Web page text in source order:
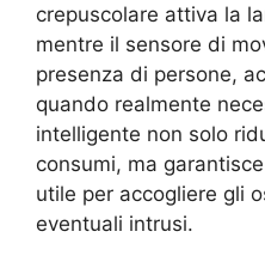
crepuscolare attiva la
mentre il sensore di
presenza di persone,
quando realmente
intelligente non solo
consumi, ma
utile per accogliere gli
eventuali intrusi.